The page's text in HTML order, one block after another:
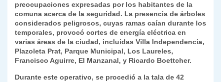
preocupaciones expresadas por los habitantes de la
comuna acerca de la seguridad. La presencia de árboles
considerados peligrosos, cuyas ramas caían durante los
temporales, provocó cortes de energía eléctrica en
varias áreas de la ciudad, incluidas Villa Independencia,
Plazoleta Prat, Parque Municipal, Los Laureles,
Francisco Aguirre, El Manzanal, y Ricardo Boettcher.
Durante este operativo, se procedió a la tala de 42